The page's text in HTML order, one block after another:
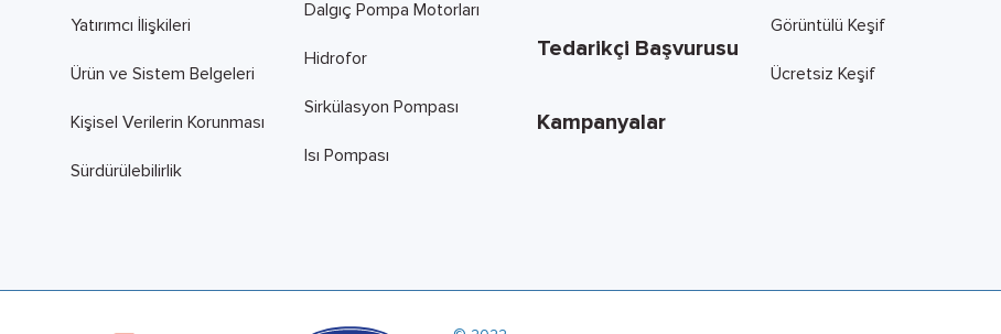
Yatırımcı İlişkileri
Ürün ve Sistem Belgeleri
Kişisel Verilerin Korunması
Sürdürülebilirlik
Dalgıç Pompa Motorları
Hidrofor
Sirkülasyon Pompası
Isı Pompası
Tedarikçi Başvurusu
Kampanyalar
Görüntülü Keşif
Ücretsiz Keşif